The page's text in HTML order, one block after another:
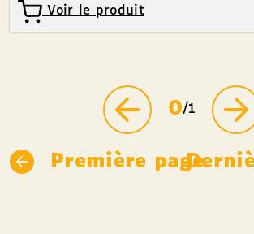
Voir le produit
Première page
0/1